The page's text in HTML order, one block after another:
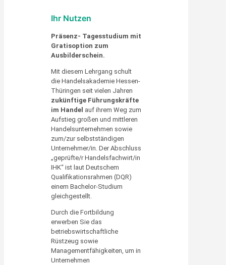
Ihr Nutzen
Präsenz- Tagesstudium mit
Gratisoption zum
Ausbilderschein.
Mit diesem Lehrgang schult
die Handelsakademie Hessen-
Thüringen seit vielen Jahren
zukünftige Führungskräfte
im Handel auf ihrem Weg zum
Aufstieg großen und mittleren
Handelsunternehmen sowie
zum/zur selbstständigen
Unternehmer/in. Der Abschluss
„geprüfte/r Handelsfachwirt/in
IHK“ ist laut Deutschem
Qualifikationsrahmen (DQR)
einem Bachelor-Studium
gleichgestellt.
Durch die Fortbildung
erwerben Sie das
betriebswirtschaftliche
Rüstzeug sowie
Managementfähigkeiten, um in
Unternehmen